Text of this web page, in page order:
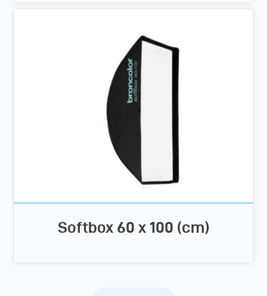
Softbox 60 x 100 (cm)